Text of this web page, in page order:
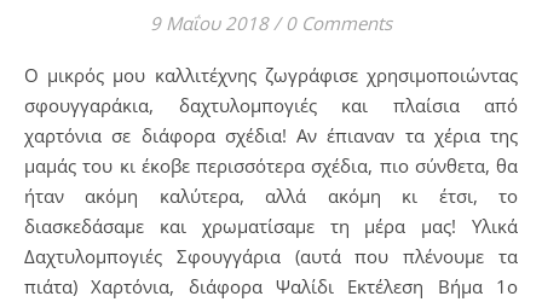
9 Μαΐου 2018 / 0 Comments
Ο μικρός μου καλλιτέχνης ζωγράφισε χρησιμοποιώντας
σφουγγαράκια, δαχτυλομπογιές και πλαίσια από
χαρτόνια σε διάφορα σχέδια! Αν έπιαναν τα χέρια της
μαμάς του κι έκοβε περισσότερα σχέδια, πιο σύνθετα, θα
ήταν ακόμη καλύτερα, αλλά ακόμη κι έτσι, το
διασκεδάσαμε και χρωματίσαμε τη μέρα μας! Υλικά
Δαχτυλομπογιές Σφουγγάρια (αυτά που πλένουμε τα
πιάτα) Χαρτόνια, διάφορα Ψαλίδι Εκτέλεση Βήμα 1ο